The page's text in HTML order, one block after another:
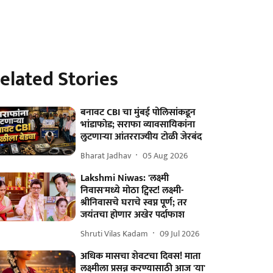
Stories
बनावट CBI चा मुंबई पोलिसांकडून
भांडाफोड; सराफा व्यावसायिकांना
लुटणाऱ्या आंतरराज्यीय टोळी जेरबंद
Bharat Jadhav 05 Aug 2026
Lakshmi Niwas: 'लक्ष्मी
निवास'मध्ये मोठा ट्विस्ट! लक्ष्मी-
श्रीनिवासचे घराचे स्वप्न पूर्ण; तर
जयंतचा होणार अखेर पर्दाफाश
Shruti Vilas Kadam 09 Jul 2026
अधिक मासचा शेवटचा दिवस! माता
लक्ष्मीला प्रसन्न करण्यासाठी आज 'या'